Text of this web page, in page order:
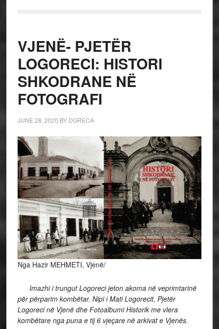
VJENË- PJETËR
LOGORECI: HISTORI
SHKODRANE NË
FOTOGRAFI
JUNE 28, 2020 BY DGRECA
Nga Hazir MEHMETI, Vjenë/
Imazhi i trungut Logoreci jeton akoma në veprimtarinë
për përparim kombëtar. Nipi i Mati Logorecit, Pjetër
Logoreci në Vjenë dhe Fotoalbumi Historik me vlera
kombëtare nga puna e tij 6 vjeçare në arkivat e Vjenës.